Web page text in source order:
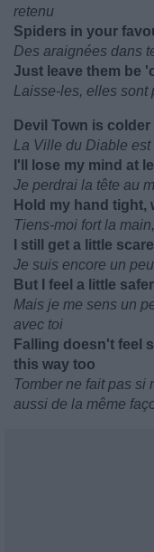
retenu
Spiders in your
Des araignées dans
Just leave them be
Laisse-les, elles sont
Devil Town is
La Ville du Diable
I'll lose my mind at
Je perdrai la tête au
Hold my hand tight,
Tiens-moi fort la
I still get a little
Je suis encore un
But I feel a little
Mais je me sens un
avec toi
Falling doesn't feel
this way too
Tomber ne fait pas si
aussi de la même